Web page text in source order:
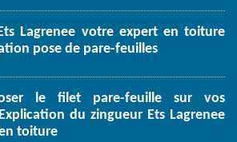
Lagrenee votre expert en toiture
pose de pare-feuilles
le filet pare-feuille sur vos
du zingueur Ets Lagrenee
toiture